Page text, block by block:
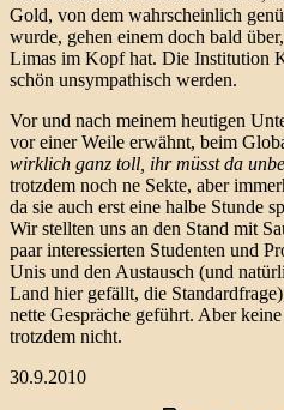
Gold, von dem wahrscheinlich
wurde, gehen einem doch bald
Limas im Kopf hat. Die Institution
schön unsympathisch werden.
Vor und nach meinem heutigen
vor einer Weile erwähnt, beim
wirklich ganz toll, ihr müsst da
trotzdem noch ne Sekte, aber
da sie auch erst eine halbe Stunde
Wir stellten uns an den Stand mit
paar interessierten Studenten und
Unis und den Austausch (und
Land hier gefällt, die
nette Gespräche geführt. Aber
trotzdem nicht.
30.9.2010